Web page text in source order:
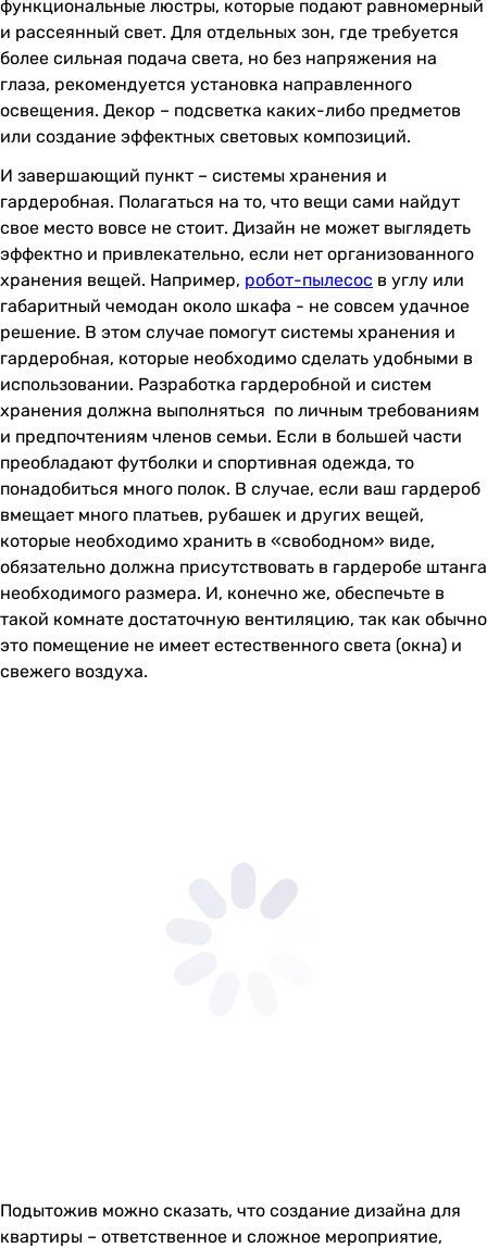
функциональные люстры, которые подают равномерный
и рассеянный свет. Для отдельных зон, где требуется
более сильная подача света, но без напряжения на
глаза, рекомендуется установка направленного
освещения. Декор – подсветка каких-либо предметов
или создание эффектных световых композиций.
И завершающий пункт – системы хранения и
гардеробная. Полагаться на то, что вещи сами найдут
свое место вовсе не стоит. Дизайн не может выглядеть
эффектно и привлекательно, если нет организованного
хранения вещей. Например, робот-пылесос в углу или
габаритный чемодан около шкафа - не совсем удачное
решение. В этом случае помогут системы хранения и
гардеробная, которые необходимо сделать удобными в
использовании. Разработка гардеробной и систем
хранения должна выполняться по личным требованиям
и предпочтениям членов семьи. Если в большей части
преобладают футболки и спортивная одежда, то
понадобиться много полок. В случае, если ваш гардероб
вмещает много платьев, рубашек и других вещей,
которые необходимо хранить в «свободном» виде,
обязательно должна присутствовать в гардеробе штанга
необходимого размера. И, конечно же, обеспечьте в
такой комнате достаточную вентиляцию, так как обычно
это помещение не имеет естественного света (окна) и
свежего воздуха.
Подытожив можно сказать, что создание дизайна для
квартиры – ответственное и сложное мероприятие,